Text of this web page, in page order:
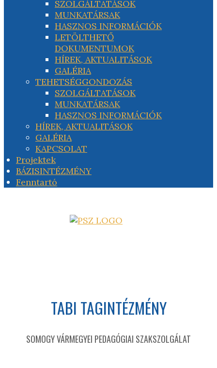
SZOLGÁLTATÁSOK
MUNKATÁRSAK
HASZNOS INFORMÁCIÓK
LETÖLTHETŐ
DOKUMENTUMOK
HÍREK, AKTUALITÁSOK
GALÉRIA
TEHETSÉGGONDOZÁS
SZOLGÁLTATÁSOK
MUNKATÁRSAK
HASZNOS INFORMÁCIÓK
HÍREK, AKTUALITÁSOK
GALÉRIA
KAPCSOLAT
Projektek
BÁZISINTÉZMÉNY
Fenntartó
TABI TAGINTÉZMÉNY
SOMOGY VÁRMEGYEI PEDAGÓGIAI SZAKSZOLGÁLAT